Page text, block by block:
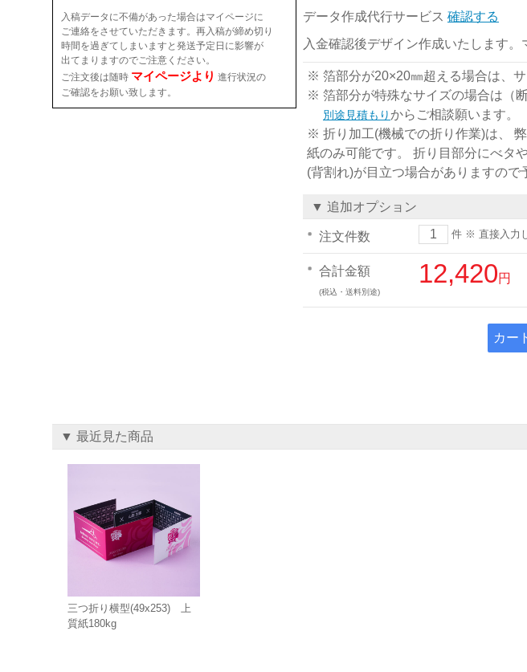
入稿データに不備があった場合はマイページに
ご連絡をさせていただきます。再入稿が締め切り
時間を過ぎてしまいますと発送予定日に影響が
出てまりますのでご注意ください。
ご注文後は随時 マイページより 進行状況の
ご確認をお願い致します。
データ作成代行サービス 確認する
入金確認後デザイン作成いたします。
※ 箔部分が20×20㎜超える場合は、
※ 箔部分が特殊なサイズの場合は（
別途見積もりからご相談願います。
※ 折り加工(機械での折り作業)は、
紙のみ可能です。 折り目部分にべタ
(背割れ)が目立つ場合がありますので
▼ 追加オプション
注文件数 件 ※ 直接入力
合計金額
(税込・送料別途)
12,420円
カー
▼ 最近見た商品
三つ折り横型(49x253) 上
質紙180kg